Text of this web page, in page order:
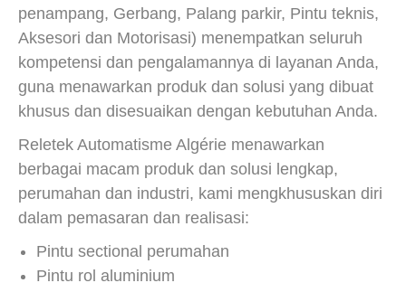
penampang, Gerbang, Palang parkir, Pintu teknis,
Aksesori dan Motorisasi) menempatkan seluruh
kompetensi dan pengalamannya di layanan Anda,
guna menawarkan produk dan solusi yang dibuat
khusus dan disesuaikan dengan kebutuhan Anda.
Reletek Automatisme Algérie menawarkan
berbagai macam produk dan solusi lengkap,
perumahan dan industri, kami mengkhususkan diri
dalam pemasaran dan realisasi:
Pintu sectional perumahan
Pintu rol aluminium